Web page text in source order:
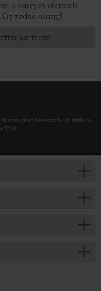
o naszych ofertach,
żadna okazja!
już teraz!
od poniedziałku do piątku w
17.00.